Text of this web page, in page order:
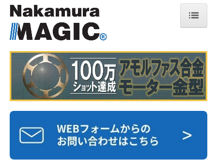
HOME
技術紹介
ナカムラ マジック
保有設備
特許の取り組み
プレス加工用語集